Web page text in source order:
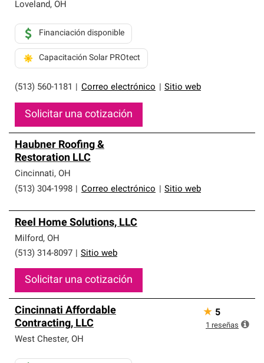
Loveland, OH
(513) 560-1181 Correo electrónico Sitio web
Financiación disponible
Capacitación Solar PROtect
Solicitar una cotización
Haubner Roofing &
Restoration LLC
Cincinnati, OH
(513) 304-1998
Correo electrónico Sitio web
Reel Home Solutions, LLC
Milford, OH
(513) 314-8097
Sitio web
Solicitar una cotización
Cincinnati Affordable
Contracting, LLC
West Chester, OH
★ 5
1 reseñas